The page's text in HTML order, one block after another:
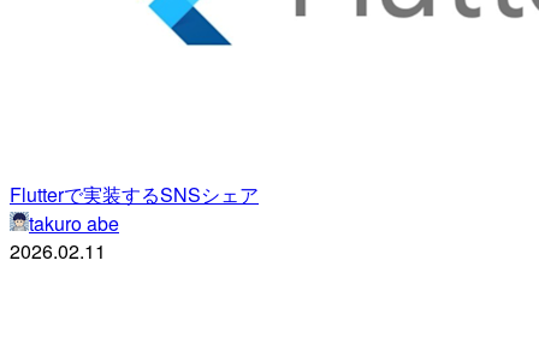
Flutterで実装するSNSシェア
takuro abe
2026.02.11